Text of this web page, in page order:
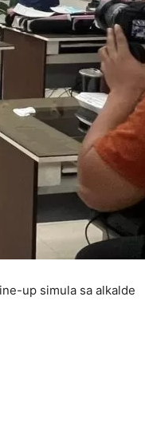
up simula sa alkalde